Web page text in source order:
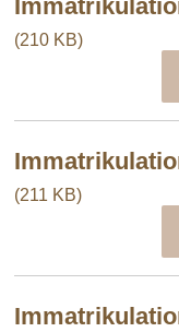
(210 KB)
(211 KB)